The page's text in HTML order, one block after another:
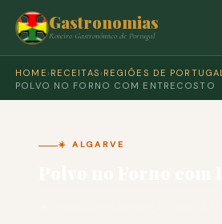
Gastronomias
Roteiro Gastronómico de Portugal
HOME › RECEITAS › REGIÕES DE PORTUGAL
POLVO NO FORNO COM ENTRECOSTO
☀️ ALGARVE